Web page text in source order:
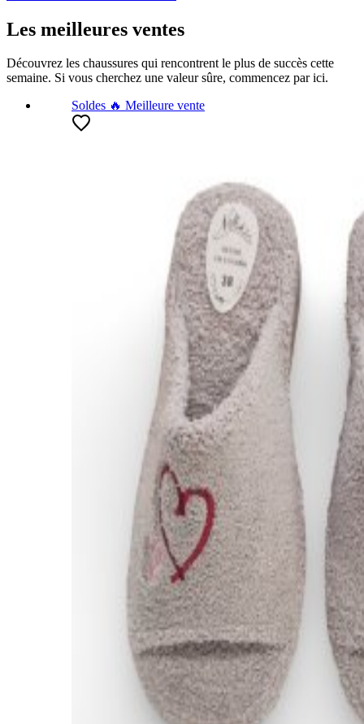
Les meilleures ventes
Découvrez les chaussures qui rencontrent le plus de succès cette
semaine. Si vous cherchez une valeur sûre, commencez par ici.
Soldes 🔥 Meilleure vente